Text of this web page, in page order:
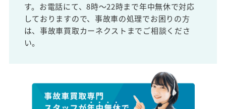
す。お電話にて、8時～22時まで年中無休で対応
しておりますので、事故車の処理でお困りの方
は、事故車買取カーネクストまでご相談くださ
い。